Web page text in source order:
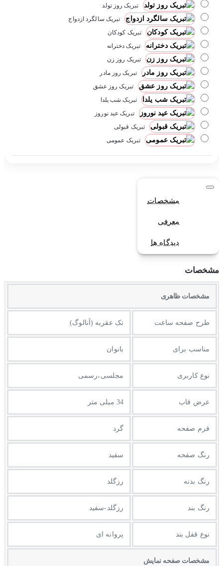
تبریک روز تولد
تبریک سالگرد ازدواج
تبریک کودکان
تبریک دخترانه
تبریک روز زن
تبریک روز مادر
تبریک روز عشق
تبریک شب یلدا
تبریک عید نوروز
تبریک قبولی
تبریک عمومی
مشخصات
معرفی
دیدگاه ها
مشخصات
مشخصات ظاهری
طرح صفحه ساعت تک عقربه (آنالوگ)
مناسب برای بانوان
نوع کاربری مجلسی،رسمی
عرض قاب 34 میلی متر
فرم صفحه گرد
رنگ صفحه سفید
رنگ بدنه رزگلد
رنگ بند رزگلد-سفید
نوع قفل بند پروانه ای
مشخصات صفحه نمايش